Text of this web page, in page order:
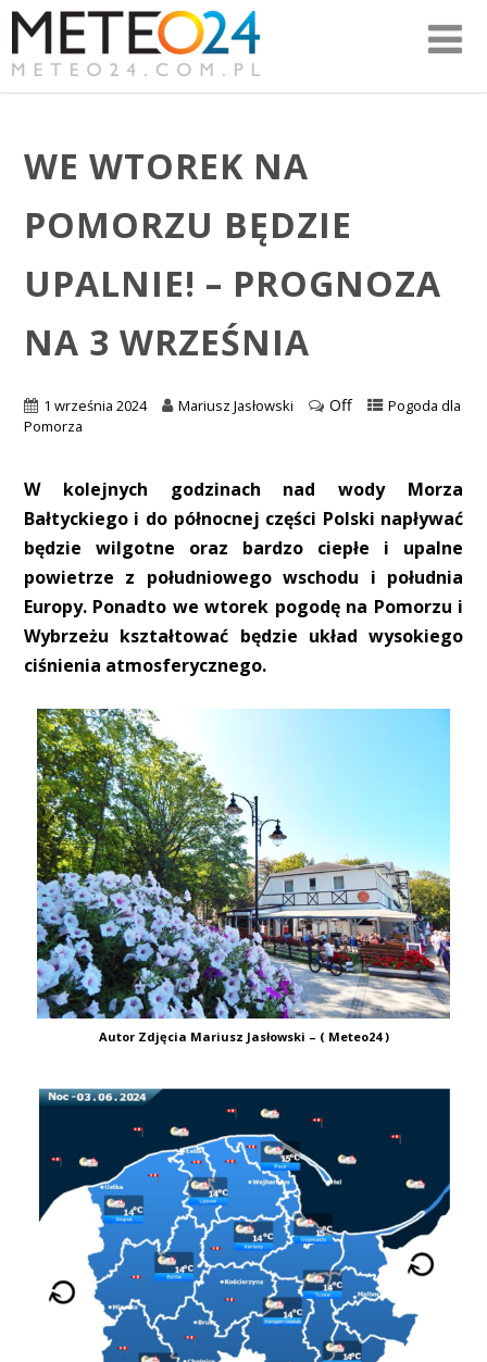
WE WTOREK NA
POMORZU BĘDZIE
UPALNIE! – PROGNOZA
NA 3 WRZEŚNIA
1 września 2024 Mariusz Jasłowski Off
Pogoda dla
Pomorza
W kolejnych godzinach nad wody Morza
Bałtyckiego i do północnej części Polski napływać
będzie wilgotne oraz bardzo ciepłe i upalne
powietrze z południowego wschodu i południa
Europy. Ponadto we wtorek pogodę na Pomorzu i
Wybrzeżu kształtować będzie układ wysokiego
ciśnienia atmosferycznego.
Autor Zdjęcia Mariusz Jasłowski – ( Meteo24 )